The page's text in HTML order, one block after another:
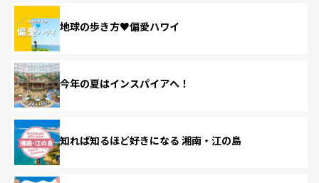
地球の歩き方♥偏愛ハワイ
今年の夏はインスパイアへ！
知れば知るほど好きになる 湘南・江の島